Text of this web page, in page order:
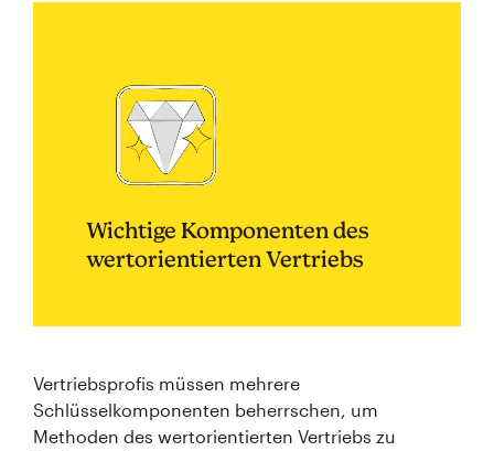
Wichtige Komponenten des
wertorientierten Vertriebs
Vertriebsprofis müssen mehrere
Schlüsselkomponenten beherrschen, um
Methoden des wertorientierten Vertriebs zu